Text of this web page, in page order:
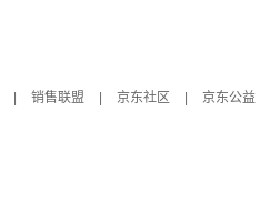
销售联盟 京东社区
京东公益